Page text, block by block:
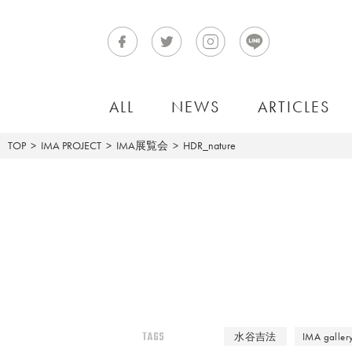
ALL NEWS ARTICLES
TOP IMA PROJECT IMA展覧会 HDR_nature
TAGS 水谷吉法 IMA